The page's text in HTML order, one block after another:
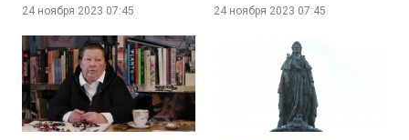
24 ноября 2023 07:45 24 ноября 2023 07:45